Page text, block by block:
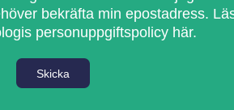
bekräfta min epostadress.
personuppgiftspolicy här.
Skicka